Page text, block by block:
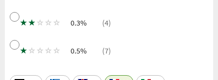
★ ★ ☆ ☆ ☆ 0.3% (4)
★ ☆ ☆ ☆ ☆ 0.5% (7)